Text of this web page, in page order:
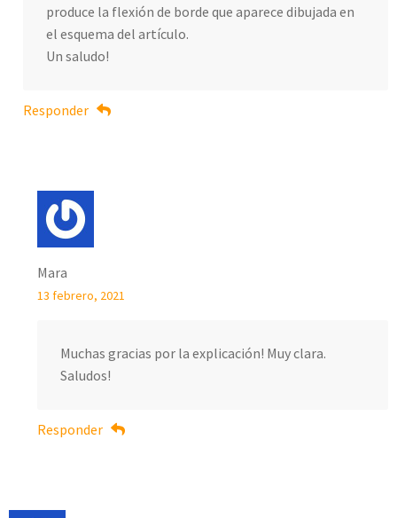
produce la flexión de borde que aparece dibujada en
el esquema del artículo.
Un saludo!
Responder
Mara
13 febrero, 2021
Muchas gracias por la explicación! Muy clara.
Saludos!
Responder